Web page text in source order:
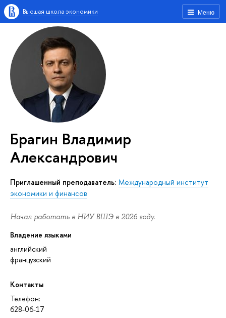
Меню
Высшая школа экономики
Брагин Владимир
Александрович
Приглашенный преподаватель: Международный институт
экономики и финансов
Начал работать в НИУ ВШЭ в 2026 году.
Владение языками
английский
французский
Контакты
Телефон:
628-06-17